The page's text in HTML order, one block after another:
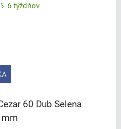
6 týždňov
60 Dub Selena